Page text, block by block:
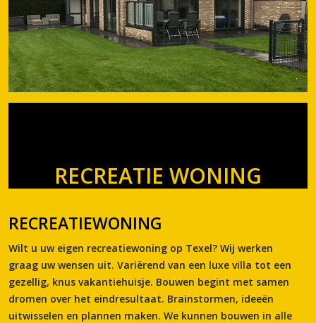
RECREATIE WONING
RECREATIEWONING
Wilt u uw eigen recreatiewoning op Texel? Wij werken
graag uw wensen uit. Variërend van een luxe villa tot een
gezellig, knus vakantiehuisje. Bouwen begint met samen
dromen over het eindresultaat. Brainstormen, ideeën
uitwisselen en plannen maken. We kunnen bouwen in alle